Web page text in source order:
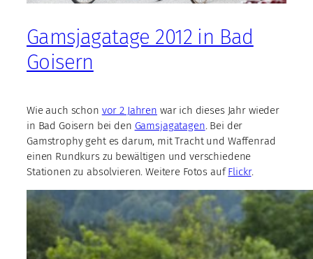
Gamsjagatage 2012 in Bad
Goisern
Wie auch schon vor 2 Jahren war ich dieses Jahr wieder
in Bad Goisern bei den Gamsjagatagen. Bei der
Gamstrophy geht es darum, mit Tracht und Waffenrad
einen Rundkurs zu bewältigen und verschiedene
Stationen zu absolvieren. Weitere Fotos aufFlickr.